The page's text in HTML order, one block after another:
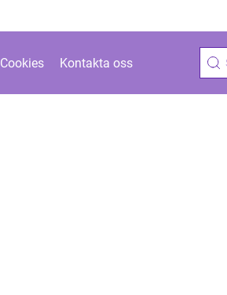
Cookies Kontakta oss